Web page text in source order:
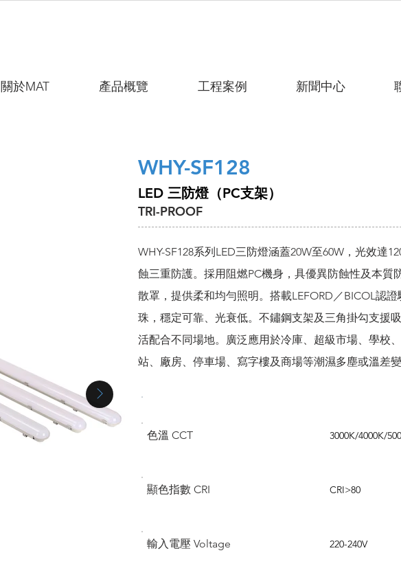
關於MAT 產品概覽 工程案例 新聞中心
WHY-SF128
LED 三防燈（PC支架）
TRI-PROOF
WHY-SF128系列LED三防燈涵蓋20W至60W，光效達
蝕三重防護。採用阻燃PC機身，具優異防蝕性及本質
散罩，提供柔和均勻照明。搭載LEFORD／BICOL認
珠，穩定可靠、光衰低。不鏽鋼支架及三角掛勾支援
活配合不同場地。廣泛應用於冷庫、超級市場、學校
站、廠房、停車場、寫字樓及商場等潮濕多塵或溫差變
色溫 CCT 3000K/4000K/
顯色指數 CRI CRI>80
輸入電壓 Voltage 220-240V